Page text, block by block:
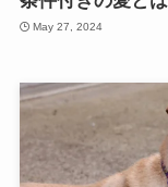
May 27, 2024